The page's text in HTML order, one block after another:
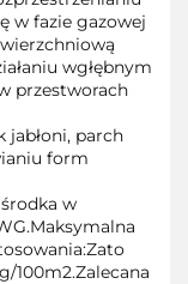
w fazie gazowej
wgłębnym
przestworach
jabłoni, parch
form
w
100m2.Zalecana